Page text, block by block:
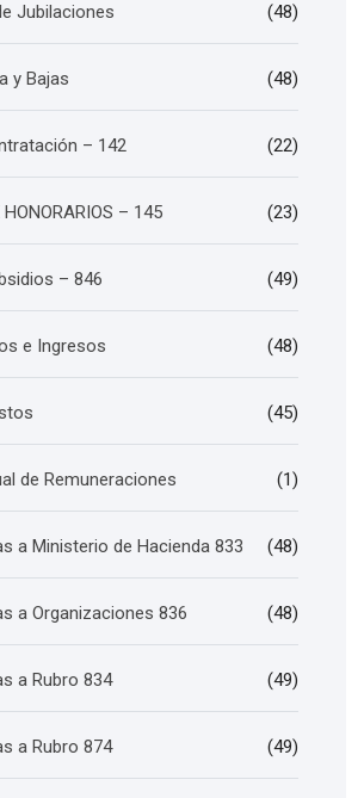
Jubilaciones (48)
y Bajas (48)
– 142 (22)
– 145 (23)
– 846 (49)
e Ingresos (48)
(45)
de Remuneraciones (1)
a Ministerio de Hacienda 833 (48)
a Organizaciones 836 (48)
a Rubro 834 (49)
a Rubro 874 (49)